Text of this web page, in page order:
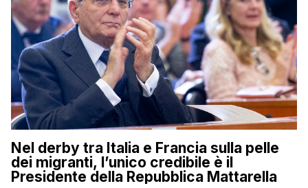
Nel derby tra Italia e Francia sulla pelle
dei migranti, l’unico credibile è il
Presidente della Repubblica Mattarella